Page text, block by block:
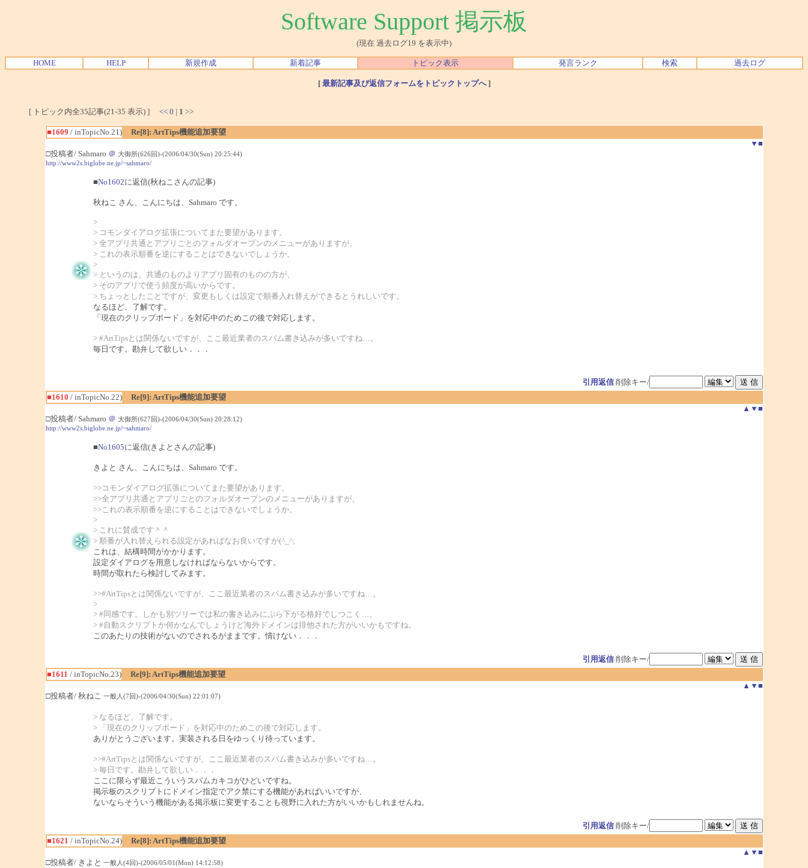
Software Support 掲示板
(現在 過去ログ19 を表示中)
HOME HELP 新規作成 新着記事 トピック表示 発言ランク 検索 過去ログ
[ 最新記事及び返信フォームをトピックトップへ]
[ トピック内全35記事(21-35 表示) ] << 0 | 1 >>
■1609 / inTopicNo.21)
Re[8]: ArtTips機能追加要望
▼ ■
□投稿者/ Sahmaro ＠ 大御所(626回)-(2006/04/30(Sun) 20:25:44)
http://www2s.biglobe.ne.jp/~sahmaro/
■No1602に返信(秋ねこさんの記事)
秋ねこ さん、こんにちは、Sahmaro です。
>
> コモンダイアログ拡張についてまた要望があります。
> 全アプリ共通とアプリごとのフォルダオープンのメニューがありますが、
> これの表示順番を逆にすることはできないでしょうか。
>
> というのは、共通のものよりアプリ固有のものの方が、
> そのアプリで使う頻度が高いからです。
> ちょっとしたことですが、変更もしくは設定で順番入れ替えができるとうれしいです。
なるほど、了解です。
「現在のクリップボード」を対応中のためこの後で対応します。
> #ArtTipsとは関係ないですが、ここ最近業者のスパム書き込みが多いですね…。
毎日です。勘弁して欲しい．．．
引用返信 削除キー/
■1610 / inTopicNo.22)
Re[9]: ArtTips機能追加要望
▲ ▼ ■
□投稿者/ Sahmaro ＠ 大御所(627回)-(2006/04/30(Sun) 20:28:12)
http://www2s.biglobe.ne.jp/~sahmaro/
■No1605に返信(きよとさんの記事)
きよと さん、こんにちは、Sahmaro です。
>>コモンダイアログ拡張についてまた要望があります。
>>全アプリ共通とアプリごとのフォルダオープンのメニューがありますが、
>>これの表示順番を逆にすることはできないでしょうか。
>
> これに賛成です＾＾
> 順番が入れ替えられる設定があればなお良いですが(^_^;
これは、結構時間がかかります。
設定ダイアログを用意しなければならないからです。
時間が取れたら検討してみます。
>>#ArtTipsとは関係ないですが、ここ最近業者のスパム書き込みが多いですね…。
>
> #同感です。しかも別ツリーでは私の書き込みにぶら下がる格好でしつこく…。
> #自動スクリプトか何かなんでしょうけど海外ドメインは排他された方がいいかもですね。
このあたりの技術がないのでされるがままです。情けない．．．
引用返信 削除キー/
■1611 / inTopicNo.23)
Re[9]: ArtTips機能追加要望
▲ ▼ ■
□投稿者/ 秋ねこ 一般人(7回)-(2006/04/30(Sun) 22:01:07)
> なるほど、了解です。
> 「現在のクリップボード」を対応中のためこの後で対応します。
ありがとうございます。実装される日をゆっくり待っています。
>>#ArtTipsとは関係ないですが、ここ最近業者のスパム書き込みが多いですね…。
> 毎日です。勘弁して欲しい．．．
ここに限らず最近こういうスパムカキコがひどいですね。
掲示板のスクリプトにドメイン指定でアク禁にする機能があればいいですが、
ないならそういう機能がある掲示板に変更することも視野に入れた方がいいかもしれませんね。
引用返信 削除キー/
■1621 / inTopicNo.24)
Re[8]: ArtTips機能追加要望
▲ ▼ ■
□投稿者/ きよと 一般人(4回)-(2006/05/01(Mon) 14:12:58)